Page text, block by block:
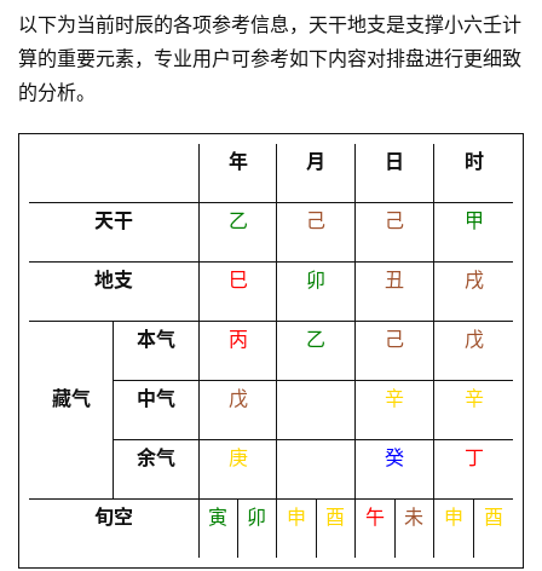
占
命
登录 注册
以下为当前时辰的各项参考信息，天干地支是支撑小六壬计
算的重要元素，专业用户可参考如下内容对排盘进行更细致
的分析。
年 月 日 时
天干 乙 己 己 甲
地支 巳 卯 丑 戌
本气 丙 乙 己 戊
藏气 中气 戊 辛 辛
余气 庚 癸 丁
旬空 寅 卯 申 酉 午 未 申 酉